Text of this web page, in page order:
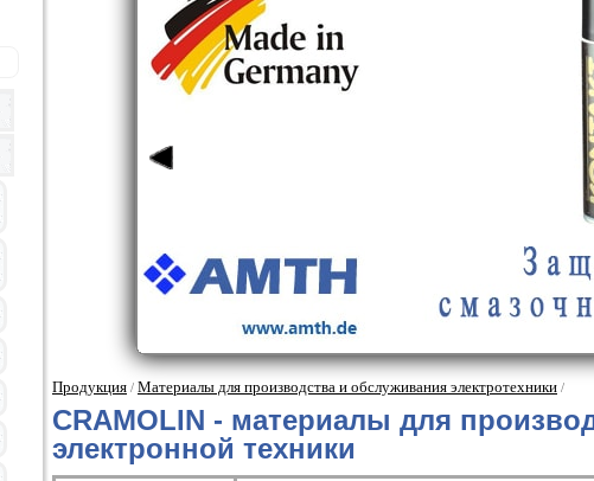
Продукция / Материалы для производства и обслуживания электротехники /
CRAMOLIN - материалы для
электронной техники